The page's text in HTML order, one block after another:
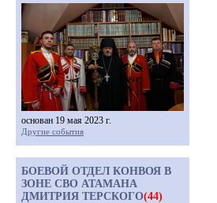
основан 19 мая 2023 г.
Другие события
БОЕВОЙ ОТДЕЛ КОНВОЯ В
ЗОНЕ СВО АТАМАНА
ДМИТРИЯ ТЕРСКОГО(44)